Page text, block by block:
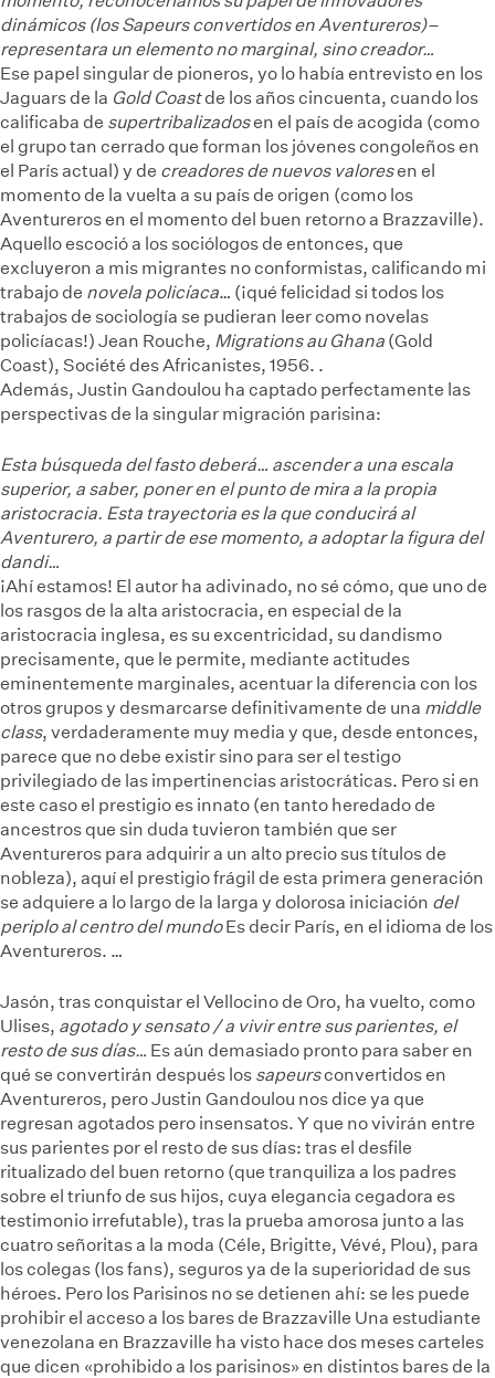
dinámicos (los Sapeurs convertidos en Aventureros)–
representara un elemento no marginal, sino creador…
Ese papel singular de pioneros, yo lo había entrevisto en los
Jaguars de la Gold Coastde los años cincuenta, cuando los
calificaba de supertribalizadosen el país de acogida (como
el grupo tan cerrado que forman los jóvenes congoleños en
el París actual) y de creadores de nuevos valoresen el
momento de la vuelta a su país de origen (como los
Aventureros en el momento del buen retorno a Brazzaville).
Aquello escoció a los sociólogos de entonces, que
excluyeron a mis migrantes no conformistas, calificando mi
trabajo de novela policíaca… (¡qué felicidad si todos los
trabajos de sociología se pudieran leer como novelas
policíacas!) Jean Rouche, Migrations au Ghana (Gold
Coast), Société des Africanistes, 1956. .
Además, Justin Gandoulou ha captado perfectamente las
perspectivas de la singular migración parisina:
Esta búsqueda del fasto deberá… ascender a una escala
superior, a saber, poner en el punto de mira a la propia
aristocracia. Esta trayectoria es la que conducirá al
Aventurero, a partir de ese momento, a adoptar la figura del
dandi…
¡Ahí estamos! El autor ha adivinado, no sé cómo, que uno de
los rasgos de la alta aristocracia, en especial de la
aristocracia inglesa, es su excentricidad, su dandismo
precisamente, que le permite, mediante actitudes
eminentemente marginales, acentuar la diferencia con los
otros grupos y desmarcarse definitivamente de una middle
class, verdaderamente muy media y que, desde entonces,
parece que no debe existir sino para ser el testigo
privilegiado de las impertinencias aristocráticas. Pero si en
este caso el prestigio es innato (en tanto heredado de
ancestros que sin duda tuvieron también que ser
Aventureros para adquirir a un alto precio sus títulos de
nobleza), aquí el prestigio frágil de esta primera generación
se adquiere a lo largo de la larga y dolorosa iniciación del
periplo al centro del mundo Es decir París, en el idioma de los
Aventureros. …
Jasón, tras conquistar el Vellocino de Oro, ha vuelto, como
Ulises, agotado y sensato / a vivir entre sus parientes, el
resto de sus días… Es aún demasiado pronto para saber en
qué se convertirán después los sapeursconvertidos en
Aventureros, pero Justin Gandoulou nos dice ya que
regresan agotados pero insensatos. Y que no vivirán entre
sus parientes por el resto de sus días: tras el desfile
ritualizado del buen retorno (que tranquiliza a los padres
sobre el triunfo de sus hijos, cuya elegancia cegadora es
testimonio irrefutable), tras la prueba amorosa junto a las
cuatro señoritas a la moda (Céle, Brigitte, Vévé, Plou), para
los colegas (los fans), seguros ya de la superioridad de sus
héroes. Pero los Parisinos no se detienen ahí: se les puede
prohibir el acceso a los bares de Brazzaville Una estudiante
venezolana en Brazzaville ha visto hace dos meses carteles
que dicen «prohibido a los parisinos» en distintos bares de la